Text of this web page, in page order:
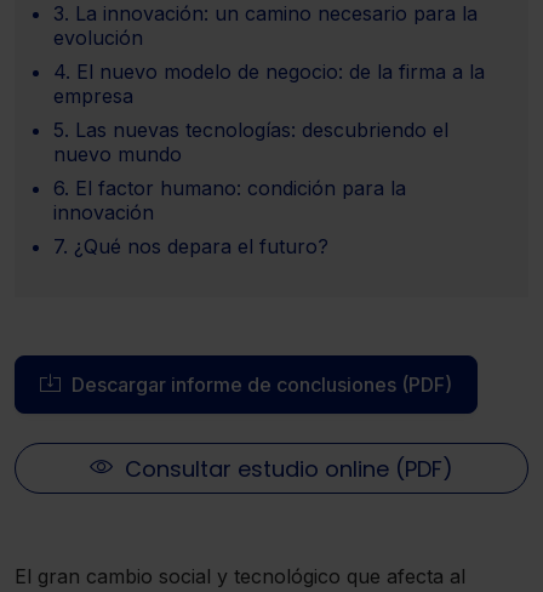
Descargar informe de conclusiones (PDF)
Consultar estudio online (PDF)
El gran cambio social y tecnológico que afecta al
3. La innovación: un camino necesario para la
evolución
4. El nuevo modelo de negocio: de la firma a la
empresa
5. Las nuevas tecnologías: descubriendo el
nuevo mundo
6. El factor humano: condición para la
innovación
7. ¿Qué nos depara el futuro?